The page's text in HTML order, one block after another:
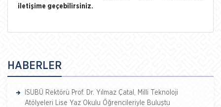
iletişime geçebilirsiniz.
HABERLER
ISUBÜ Rektörü Prof. Dr. Yılmaz Çatal, Milli Teknoloji
Atölyeleri Lise Yaz Okulu Öğrencileriyle Buluştu